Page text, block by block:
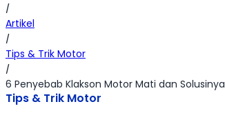
/
Artikel
/
Tips & Trik Motor
/
6 Penyebab Klakson Motor Mati dan Solusinya
Tips & Trik Motor